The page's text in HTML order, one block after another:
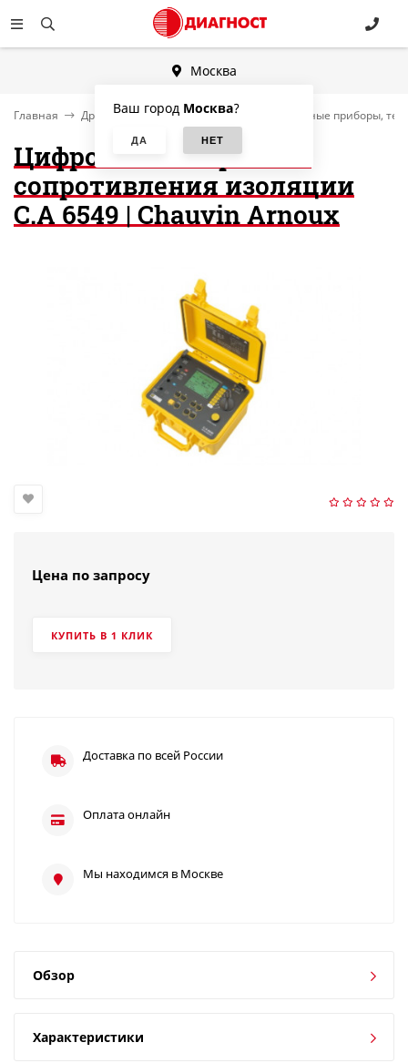
Москва
Ваш город Москва?
Главная Другие категории Электроизмерительные приборы,
Цифровой измеритель
сопротивления изоляции
C.A 6549 | Chauvin Arnoux
Цена по запросу
КУПИТЬ В 1 КЛИК
Доставка по всей России
Оплата онлайн
Мы находимся в Москве
Обзор
Характеристики